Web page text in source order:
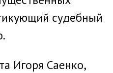
судебный
Игоря Саенко,